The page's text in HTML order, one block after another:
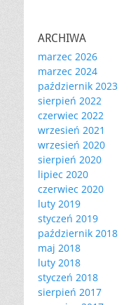
ARCHIWA
marzec 2026
marzec 2024
październik 2023
sierpień 2022
czerwiec 2022
wrzesień 2021
wrzesień 2020
sierpień 2020
lipiec 2020
czerwiec 2020
luty 2019
styczeń 2019
październik 2018
maj 2018
luty 2018
styczeń 2018
sierpień 2017